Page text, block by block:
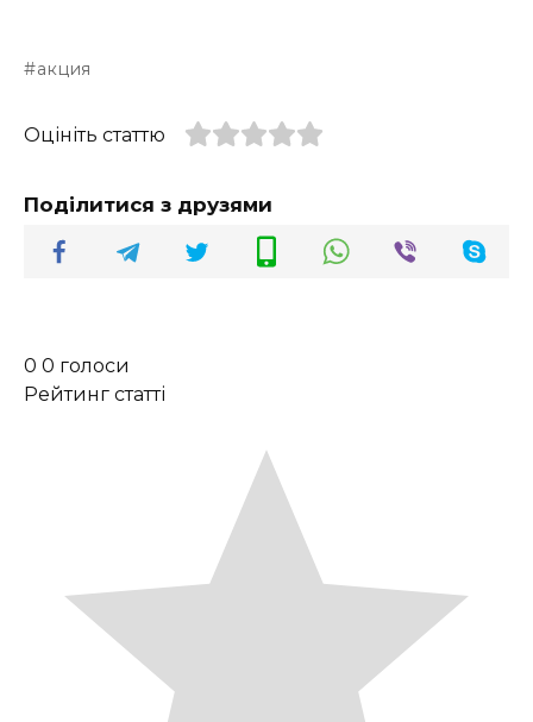
акция
Оцініть статтю
Поділитися з друзями
0 0 голоси
Рейтинг статті